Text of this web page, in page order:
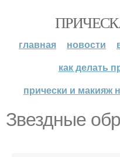
главная новости
как делать
прически и макияж
Звездные